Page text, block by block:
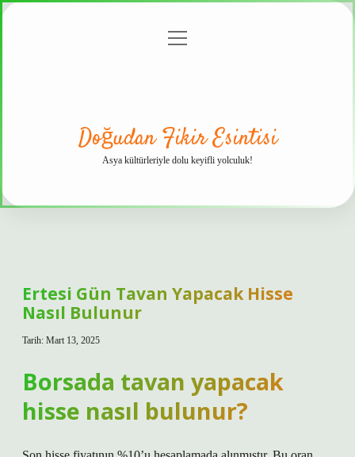
menüyü
Doğudan Fikir Esintisi
Asya kültürleriyle dolu keyifli yolculuk!
Ertesi Gün Tavan Yapacak Hisse
Nasıl Bulunur
Tarih: Mart 13, 2025
Borsada tavan yapacak
hisse nasıl bulunur?